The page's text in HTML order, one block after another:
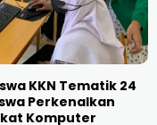
KKN Tematik 24
Perkenalkan
Komputer